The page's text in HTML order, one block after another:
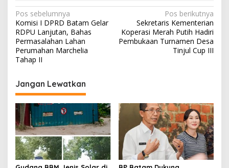
N
a
v
i
a
s
i
p
o
s
Pos sebelumnya
Komisi I DPRD Batam Gelar
RDPU Lanjutan, Bahas
Permasalahan Lahan
Perumahan Marchelia
Tahap II
Pos berikutnya
Sekretaris Kementerian
Koperasi Merah Putih Hadiri
Pembukaan Turnamen Desa
Tinjul Cup III
Jangan Lewatkan